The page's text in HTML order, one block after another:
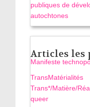
publiques de
autochtones
Articles les
Manifeste
TransMatérialités
Trans*/Matière/
queer